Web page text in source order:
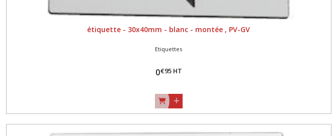
étiquette - 30x40mm - blanc - montée , PV-GV
Etiquettes
0€95 HT